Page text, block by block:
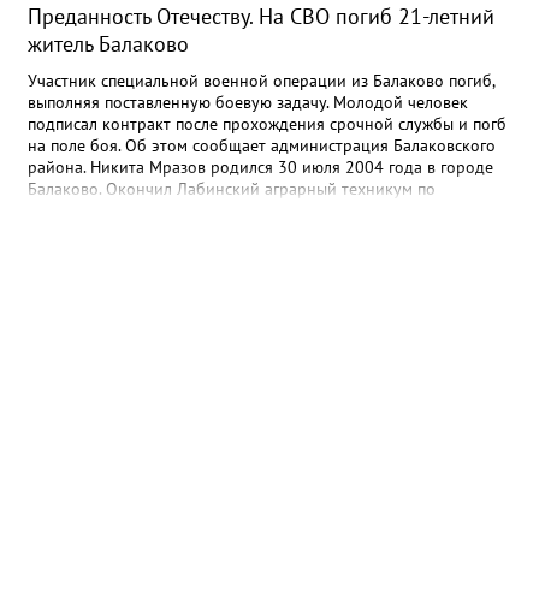
Преданность Отечеству. На СВО погиб 21-летний
житель Балаково
Участник специальной военной операции из Балаково погиб,
выполняя поставленную боевую задачу. Молодой человек
подписал контракт после прохождения срочной службы и погб
на поле боя. Об этом сообщает администрация Балаковского
района. Никита Мразов родился 30 июля 2004 года в городе
Балаково. Окончил Лабинский аграрный техникум по